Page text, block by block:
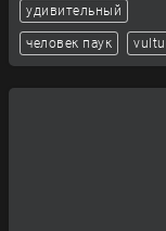
удивительный
человек паук